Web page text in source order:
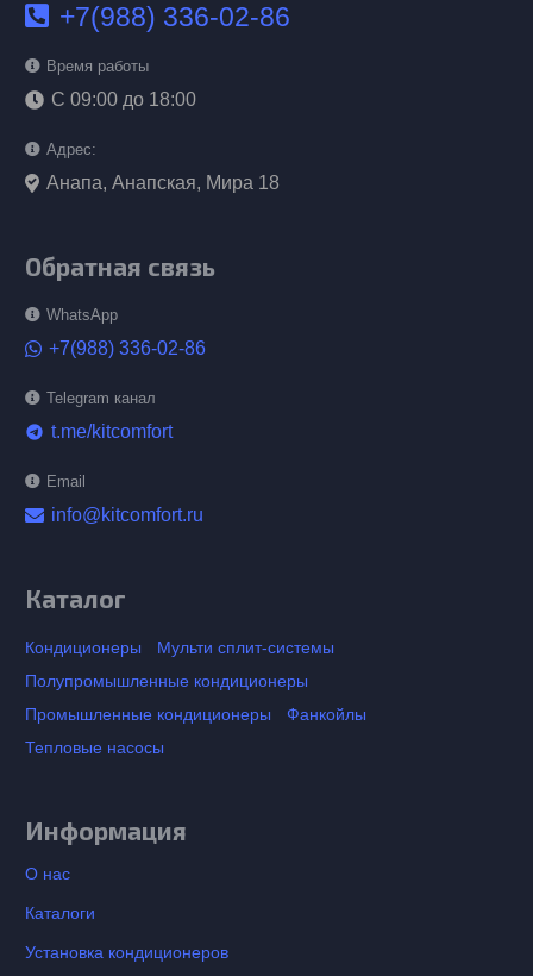
+7(988) 336-02-86
Время работы
С 09:00 до 18:00
Адрес:
Анапа, Анапская, Мира 18
Обратная связь
WhatsApp
+7(988) 336-02-86
Telegram канал
telegram t.me/kitcomfort
Email
info@kitcomfort.ru
Каталог
Кондиционеры
Мульти сплит-системы
Полупромышленные кондиционеры
Промышленные кондиционеры
Фанкойлы
Тепловые насосы
Информация
О нас
Каталоги
Установка кондиционеров